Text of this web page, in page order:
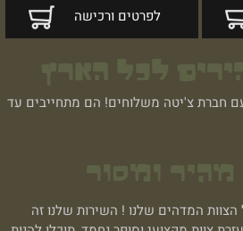
לפרטים ורכישה
לכל הארץ
חברת צ'יטה משלוחים! הם מתחייבים עד
ומסור
הצוות המדהים שלנו ! השירות שלנו זה